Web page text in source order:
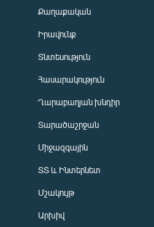
Քաղաքական
Իրավունք
Տնտեսություն
Հասարակություն
Ղարաբաղյան խնդիր
Տարածաշրջան
Միջազգային
ՏՏ և Ինտերնետ
Մշակույթ
Արխիվ